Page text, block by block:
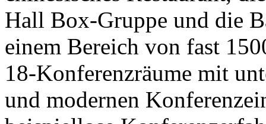
Hall Box-Gruppe und die
einem Bereich von fast
18-Konferenzräume mit
und modernen